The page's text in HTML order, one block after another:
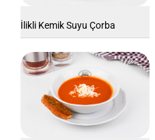
İlikli Kemik Suyu Çorba